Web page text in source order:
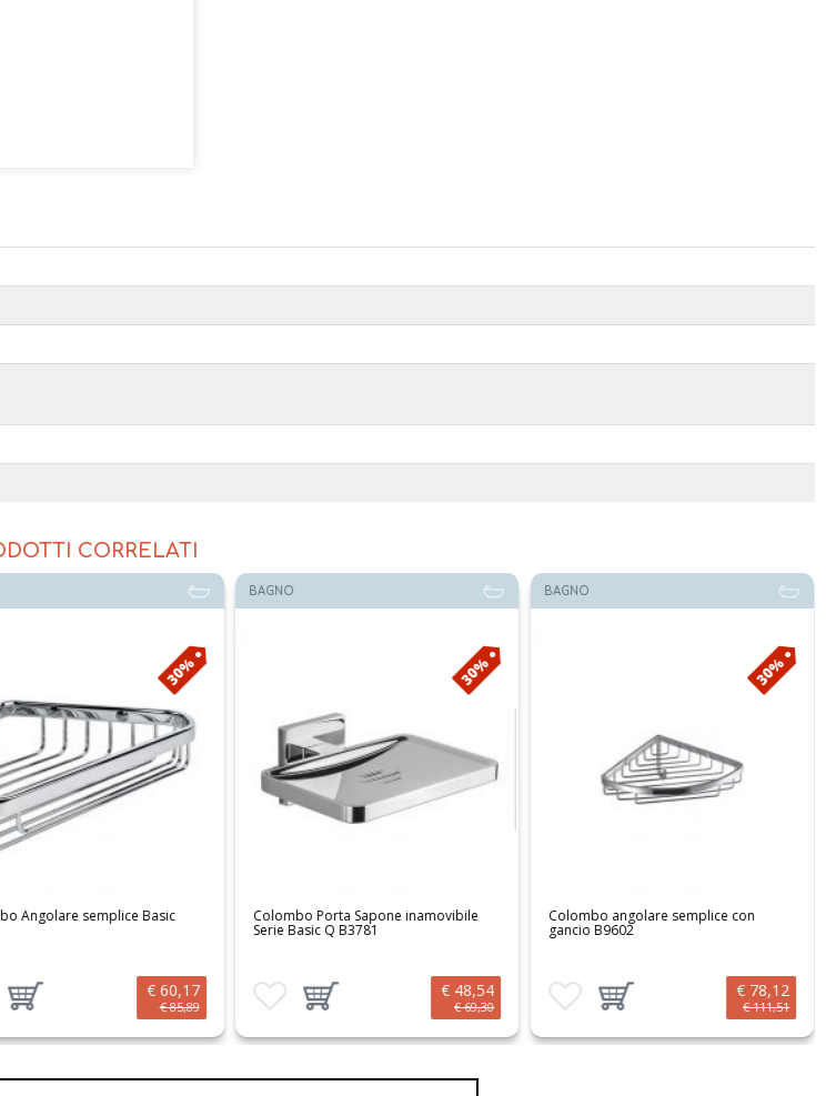
CORRELATI
30%
Angolare semplice Basic
ai preferiti
Aggiungi prodotto al carrello
€ 60,17
€ 85,89
BAGNO
30%
Colombo Porta Sapone inamovibile
Serie Basic Q B3781
Aggiungi ai preferiti
Aggiungi prodotto al carrello
€ 48,54
€ 69,30
BAGNO
30%
Colombo angolare semplice con
gancio B9602
Aggiungi ai preferiti
Aggiungi prodotto al carrello
€ 78,12
€ 111,51